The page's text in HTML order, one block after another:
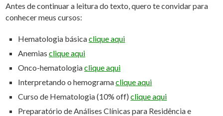
Antes de continuar a leitura do texto, quero te convidar para
conhecer meus cursos:
Hematologia básicaclique aqui
Anemiasclique aqui
Onco-hematologiaclique aqui
Interpretando o hemogramaclique aqui
Curso de Hematologia (10% off)clique aqui
Preparatório de Análises Clínicas para Residência e